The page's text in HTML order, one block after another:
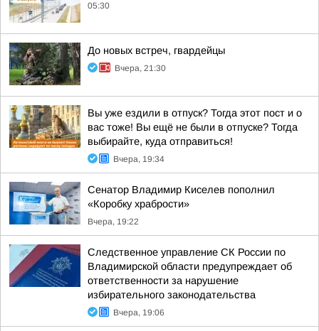
05:30
До новых встреч, гвардейцы
Вчера, 21:30
Вы уже ездили в отпуск? Тогда этот пост и о
вас тоже! Вы ещё не были в отпуске? Тогда
выбирайте, куда отправиться!
Вчера, 19:34
Сенатор Владимир Киселев пополнил
«Коробку храбрости»
Вчера, 19:22
Следственное управление СК России по
Владимирской области предупреждает об
ответственности за нарушение
избирательного законодательства
Вчера, 19:06